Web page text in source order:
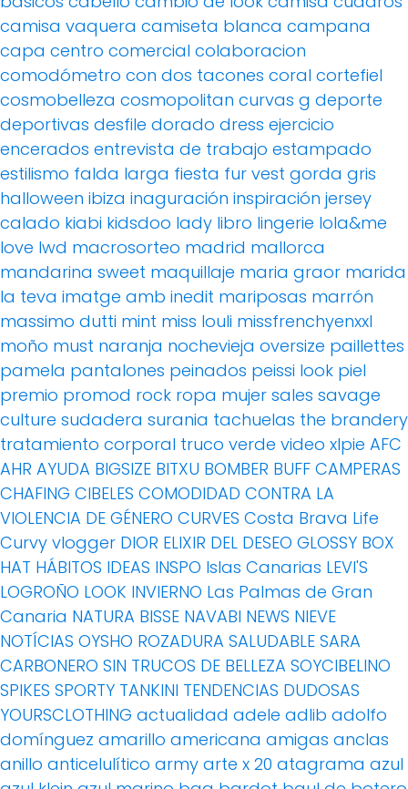
camisa vaquera camiseta blanca campana
capa centro comercial colaboracion
comodómetro con dos tacones coral cortefiel
cosmobelleza cosmopolitan curvas g deporte
deportivas desfile dorado dress ejercicio
encerados entrevista de trabajo estampado
estilismo falda larga fiesta fur vest gorda gris
halloween ibiza inaguración inspiración jersey
calado kiabi kidsdoo lady libro lingerie lola&me
love lwd macrosorteo madrid mallorca
mandarina sweet maquillaje maria graor marida
la teva imatge amb inedit mariposas marrón
massimo dutti mint miss louli missfrenchyenxxl
moño must naranja nochevieja oversize paillettes
pamela pantalones peinados peissi look piel
premio promod rock ropa mujer sales savage
culture sudadera surania tachuelas the brandery
tratamiento corporal truco verde video xlpie AFC
AHR AYUDA BIGSIZE BITXU BOMBER BUFF CAMPERAS
CHAFING CIBELES COMODIDAD CONTRA LA
VIOLENCIA DE GÉNERO CURVES Costa Brava Life
Curvy vlogger DIOR ELIXIR DEL DESEO GLOSSY BOX
HAT HÁBITOS IDEAS INSPO Islas Canarias LEVI'S
LOGROÑO LOOK INVIERNO Las Palmas de Gran
Canaria NATURA BISSE NAVABI NEWS NIEVE
NOTÍCIAS OYSHO ROZADURA SALUDABLE SARA
CARBONERO SIN TRUCOS DE BELLEZA SOYCIBELINO
SPIKES SPORTY TANKINI TENDENCIAS DUDOSAS
YOURSCLOTHING actualidad adele adlib adolfo
domínguez amarillo americana amigas anclas
anillo anticelulítico army arte x 20 atagrama azul